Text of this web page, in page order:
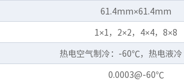
61.4mm×61.4mm
1×1，2×2，4×4，8×8
热电空气制冷：-60℃，热电液
0.0003@-60℃